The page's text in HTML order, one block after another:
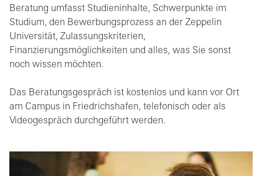
Beratung umfasst Studieninhalte, Schwerpunkte im
Studium, den Bewerbungsprozess an der Zeppelin
Universität, Zulassungskriterien,
Finanzierungsmöglichkeiten und alles, was Sie sonst
noch wissen möchten.
Das Beratungsgespräch ist kostenlos und kann vor Ort
am Campus in Friedrichshafen, telefonisch oder als
Videogespräch durchgeführt werden.